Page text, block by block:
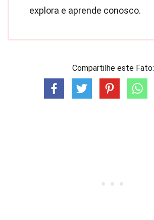
explora e aprende conosco.
Compartilhe este Fato: